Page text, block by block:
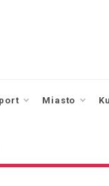
Miasto